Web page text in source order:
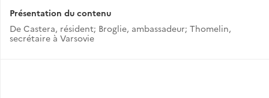
Présentation du contenu
De Castera, résident; Broglie, ambassadeur; Thomelin,
secrétaire à Varsovie